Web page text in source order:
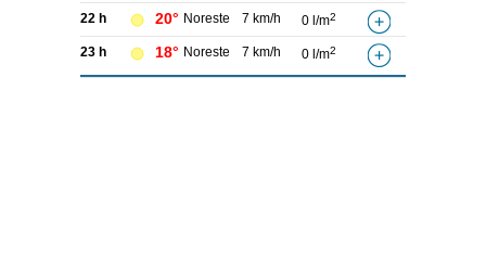
22 h 20° Noreste 7 km/h 0 l/m2
23 h 18° Noreste 7 km/h 0 l/m2